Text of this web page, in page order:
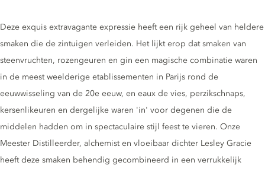
Gin description
Deze exquis extravagante expressie heeft een rijk geheel van heldere
smaken die de zintuigen verleiden. Het lijkt erop dat smaken van
steenvruchten, rozengeuren en gin een magische combinatie waren
in de meest weelderige etablissementen in Parijs rond de
eeuwwisseling van de 20e eeuw, en eaux de vies, perzikschnaps,
kersenlikeuren en dergelijke waren 'in' voor degenen die de
middelen hadden om in spectaculaire stijl feest te vieren. Onze
Meester Distilleerder, alchemist en vloeibaar dichter Lesley Gracie
heeft deze smaken behendig gecombineerd in een verrukkelijk